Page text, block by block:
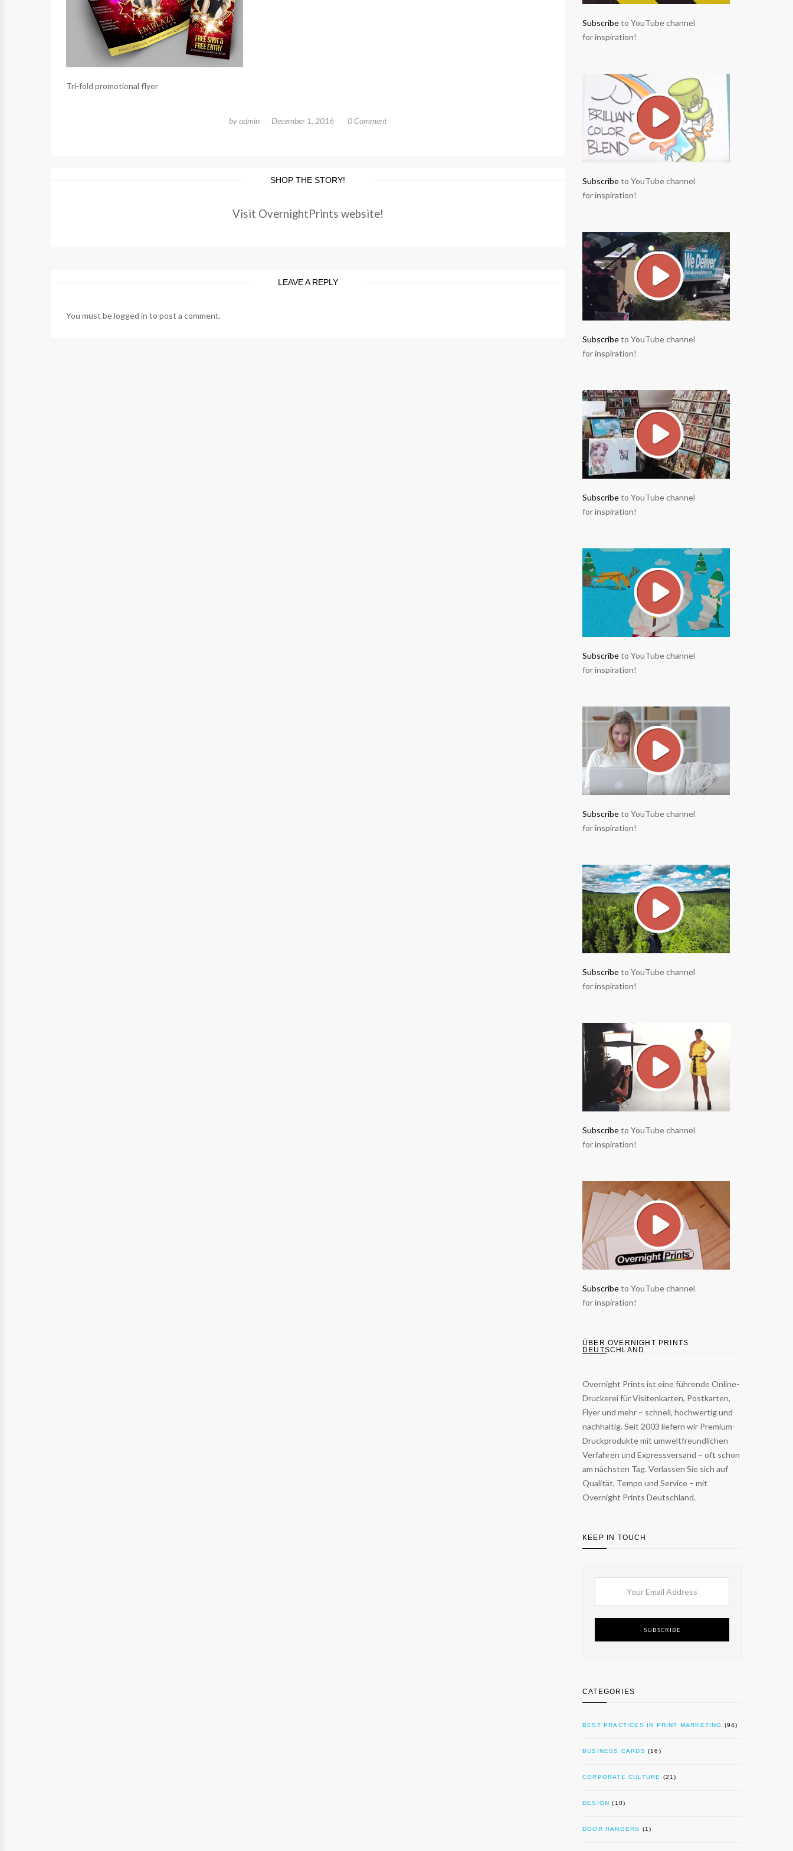
Tri-fold promotional flyer
byadmin December 1, 2016 0 Comment
SHOP THE STORY!
Visit OvernightPrints website!
LEAVE A REPLY
You must belogged in to post a comment.
Subscribeto YouTube channel
for inspiration!
Subscribeto YouTube channel
for inspiration!
Subscribeto YouTube channel
for inspiration!
Subscribeto YouTube channel
for inspiration!
Subscribeto YouTube channel
for inspiration!
Subscribeto YouTube channel
for inspiration!
Subscribeto YouTube channel
for inspiration!
Subscribeto YouTube channel
for inspiration!
Subscribeto YouTube channel
for inspiration!
ÜBER OVERNIGHT PRINTS
DEUTSCHLAND
Overnight Prints ist eine führende Online-
Druckerei für Visitenkarten, Postkarten,
Flyer und mehr – schnell, hochwertig und
nachhaltig. Seit 2003 liefern wir Premium-
Druckprodukte mit umweltfreundlichen
Verfahren und Expressversand – oft schon
am nächsten Tag. Verlassen Sie sich auf
Qualität, Tempo und Service – mit
Overnight Prints Deutschland.
KEEP IN TOUCH
SUBSCRIBE
CATEGORIES
BEST PRACTICES IN PRINT MARKETING (94)
BUSINESS CARDS (16)
CORPORATE CULTURE (21)
DESIGN (10)
DOOR HANGERS (1)